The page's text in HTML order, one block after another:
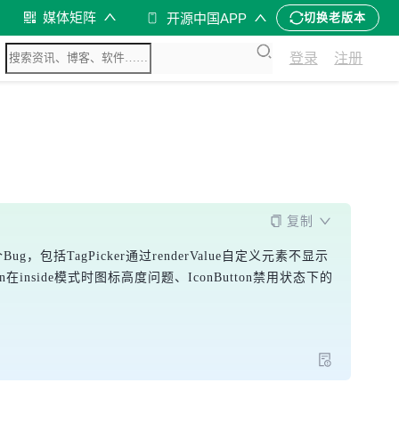
媒体矩阵 开源中国APP 切换老版本
登录 注册
复制
，包括TagPicker通过renderValue自定义元素不显示
inside模式时图标高度问题、IconButton禁用状态下的